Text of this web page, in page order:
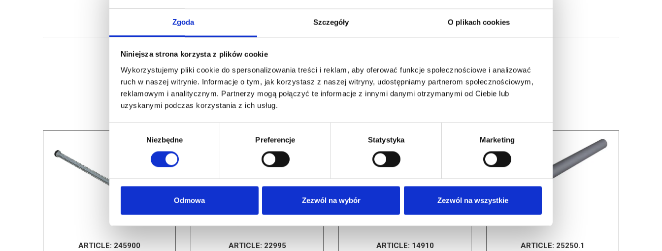
Zgoda Szczegóły O plikach cookies
Niniejsza strona korzysta z plików cookie
Wykorzystujemy pliki cookie do spersonalizowania treści i reklam, aby oferować funkcje społecznościowe i analizować
ruch w naszej witrynie. Informacje o tym, jak korzystasz z naszej witryny, udostępniamy partnerom społecznościowym,
reklamowym i analitycznym. Partnerzy mogą połączyć te informacje z innymi danymi otrzymanymi od Ciebie lub
uzyskanymi podczas korzystania z ich usług.
Niezbędne Preferencje Statystyka Marketing
Odmowa Zezwól na wybór Zezwól na wszystkie
RELATED PRODUCTS
ARTICLE: 245900 ARTICLE: 22995 ARTICLE: 14910 ARTICLE: 25250.1